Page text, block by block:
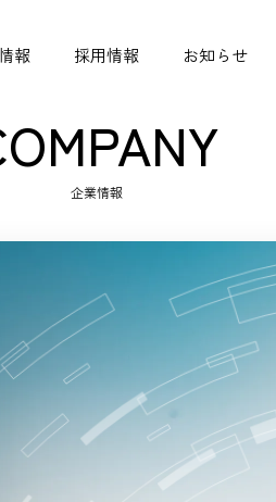
報 採用情報 お知らせ
シニアジョブコネクト
シニア採用ガイド
ビジョン
掲載実績
企業情報